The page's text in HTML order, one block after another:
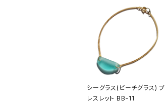
シーグラス(ビーチグラス) ブ
レスレット BB-11